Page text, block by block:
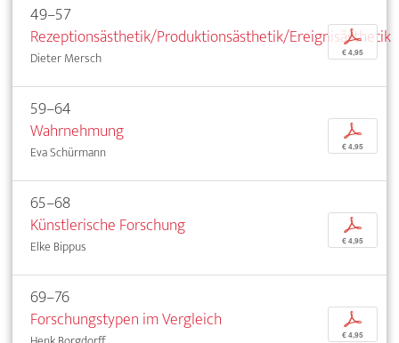
49–57
Rezeptionsästhetik/Produktionsästhetik/Ereignisästhetik
Dieter Mersch
p
€ 4,95
59–64
Wahrnehmung
Eva Schürmann
p
€ 4,95
65–68
Künstlerische Forschung
Elke Bippus
p
€ 4,95
69–76
Forschungstypen im Vergleich
p
€ 4,95